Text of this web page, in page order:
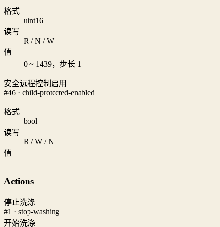
格式
uint16
读写
R / N / W
值
0 ~ 1439，步长 1
安全远程控制启用
#46 · child-protected-enabled
格式
bool
读写
R / W / N
值
—
Actions
停止洗涤
#1 · stop-washing
开始洗涤